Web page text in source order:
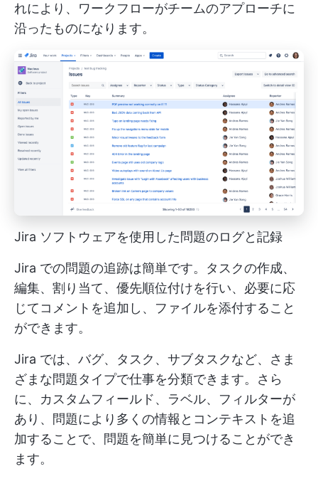
れにより、ワークフローがチームのアプローチに
沿ったものになります。
Jira ソフトウェアを使用した問題のログと記録
Jira での問題の追跡は簡単です。タスクの作成、
編集、割り当て、優先順位付けを行い、必要に応
じてコメントを追加し、ファイルを添付すること
ができます。
Jira では、バグ、タスク、サブタスクなど、さま
ざまな問題タイプで仕事を分類できます。さら
に、カスタムフィールド、ラベル、フィルターが
あり、問題により多くの情報とコンテキストを追
加することで、問題を簡単に見つけることができ
ます。